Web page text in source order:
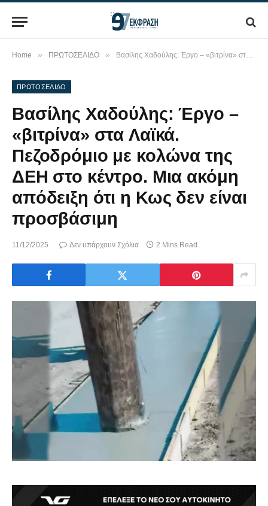
Home » ΠΡΩΤΟΣΕΛΙΔΟ » Βασίλης Χαδούλης: Έργο – «βιτρίνα» στα Λαϊκά. Πεζοδρόμιο με κολώνα της ΔΕΗ στο κέντρο. Μια ακόμη απόδειξη ότι η Κως δεν είναι προσβάσιμη
ΠΡΩΤΟΣΕΛΙΔΟ
Βασίλης Χαδούλης: Έργο –
«βιτρίνα» στα Λαϊκά.
Πεζοδρόμιο με κολώνα της
ΔΕΗ στο κέντρο. Μια ακόμη
απόδειξη ότι η Κως δεν είναι
προσβάσιμη
11/12/2025 Δεν υπάρχουν Σχόλια 2 Mins Read